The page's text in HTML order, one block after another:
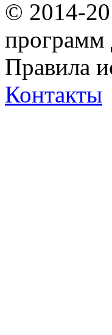
© 2014-
программ
Правила
Контакты